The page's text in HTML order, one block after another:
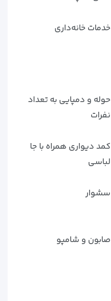
خدمات خانه‌داری
حوله و دمپایی به تعداد
نفرات
کمد دیواری همراه با جا
لباسی
سشوار
صابون و شامپو